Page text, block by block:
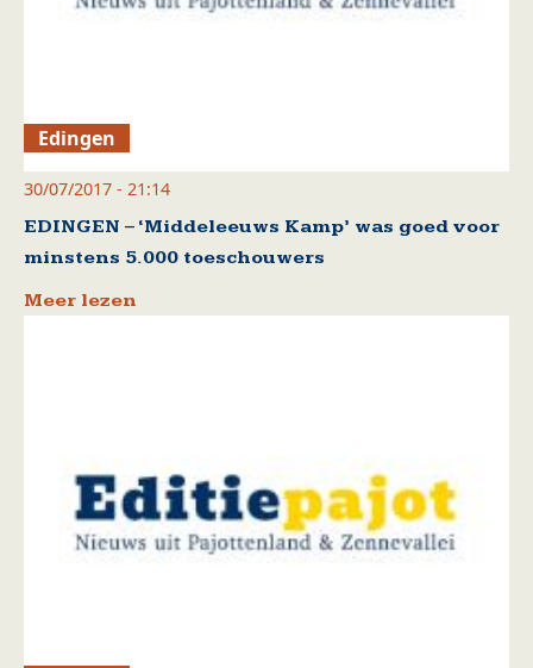
Edingen
30/07/2017 - 21:14
EDINGEN – ‘Middeleeuws Kamp’ was goed voor
minstens 5.000 toeschouwers
Meer lezen